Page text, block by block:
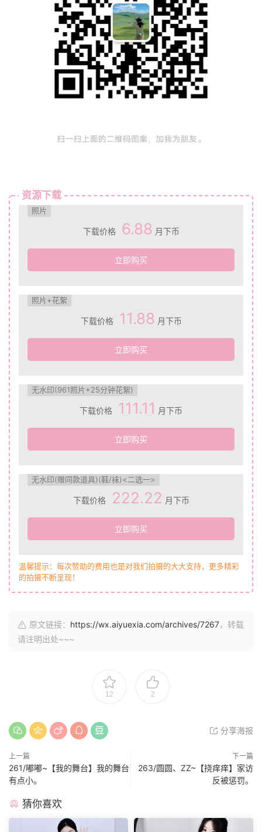
资源下载
照片
下载价格 6.88 月下币
立即购买
照片+花絮
下载价格 11.88 月下币
立即购买
无水印(961照片+25分钟花絮)
下载价格 111.11 月下币
立即购买
无水印(赠同款道具)(鞋/袜)<二选一>
下载价格 222.22 月下币
立即购买
温馨提示：每次赞助的费用也是对我们拍摄的大大支持，更多精彩
的拍摄不断呈现！
原文链接： https://wx.aiyuexia.com/archives/7267，转载
请注明出处~~~
12 2
分享海报
上一篇
261/嘟嘟~【我的舞台】我的舞台
有点小。
下一篇
263/圆圆、ZZ~【挠痒痒】家访
反被惩罚。
猜你喜欢